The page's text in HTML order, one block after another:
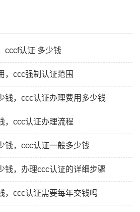
cccf认证 多少钱
，ccc强制认证范围
钱，ccc认证办理费用多少钱
，ccc认证办理流程
钱，ccc认证一般多少钱
钱，办理ccc认证的详细步骤
，ccc认证需要每年交钱吗